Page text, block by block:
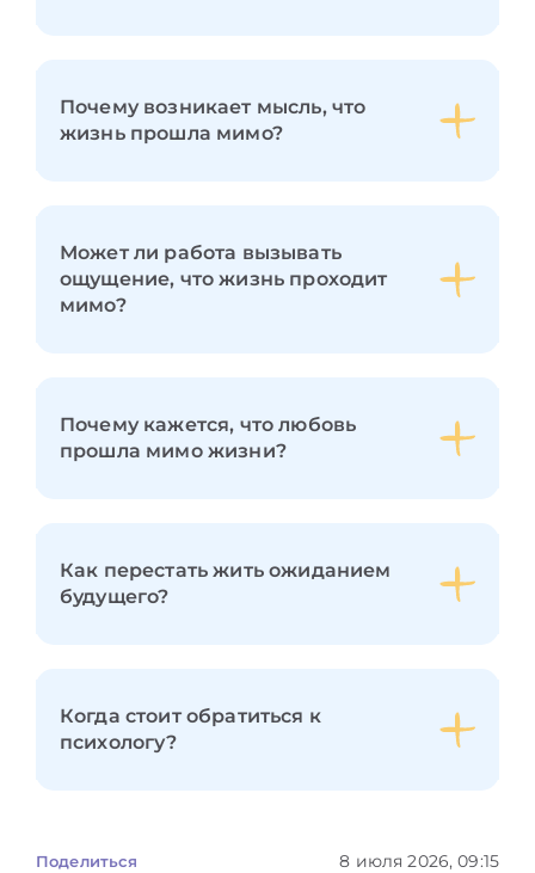
Почему возникает мысль, что
жизнь прошла мимо?
Может ли работа вызывать
ощущение, что жизнь проходит
мимо?
Почему кажется, что любовь
прошла мимо жизни?
Как перестать жить ожиданием
будущего?
Когда стоит обратиться к
психологу?
Поделиться 8 июля 2026, 09:15